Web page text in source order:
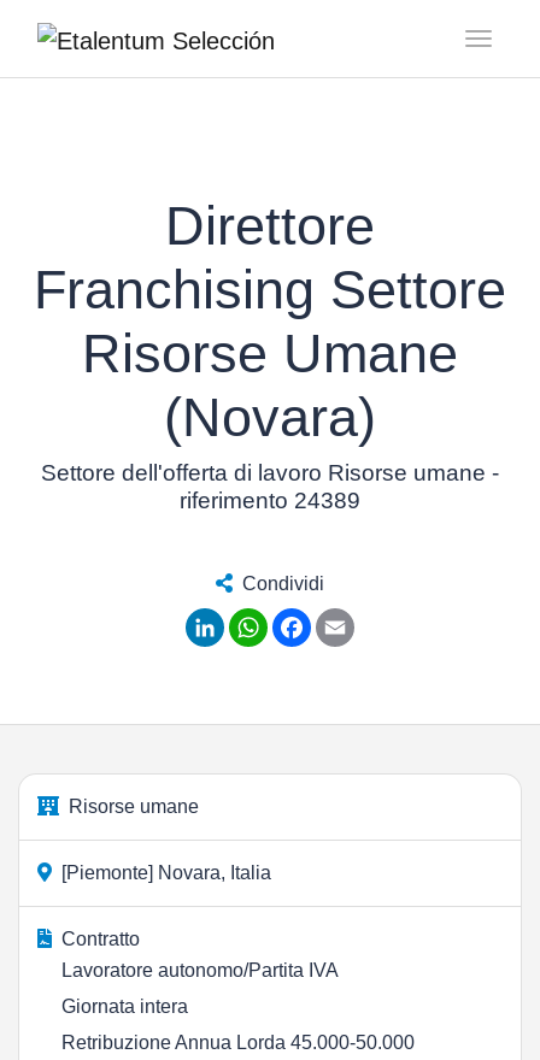
Direttore
Franchising Settore
Risorse Umane
(Novara)
Settore dell'offerta di lavoro Risorse umane -
riferimento 24389
Condividi
LinkedInWhatsApp
Facebook
Risorse umane
[Piemonte] Novara, Italia
Contratto
Lavoratore autonomo/Partita IVA
Giornata intera
Retribuzione Annua Lorda 45.000-50.000